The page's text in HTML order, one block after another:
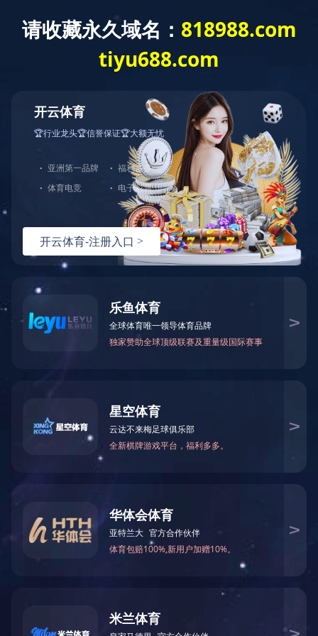
企业文化
使命 ：助力中国成为世界智造强国
：成为中国模范幸福企业
价值观：成就客户，成就员工
直 线：0512-57452666
EMAIL：mag@shinlone.com.cn
地 址：昆山市张浦镇晏公埭巷90号
热线：151-9017-0656